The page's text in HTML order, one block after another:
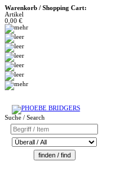
Warenkorb / Shopping Cart:
Artikel
0,00 €
Suche / Search